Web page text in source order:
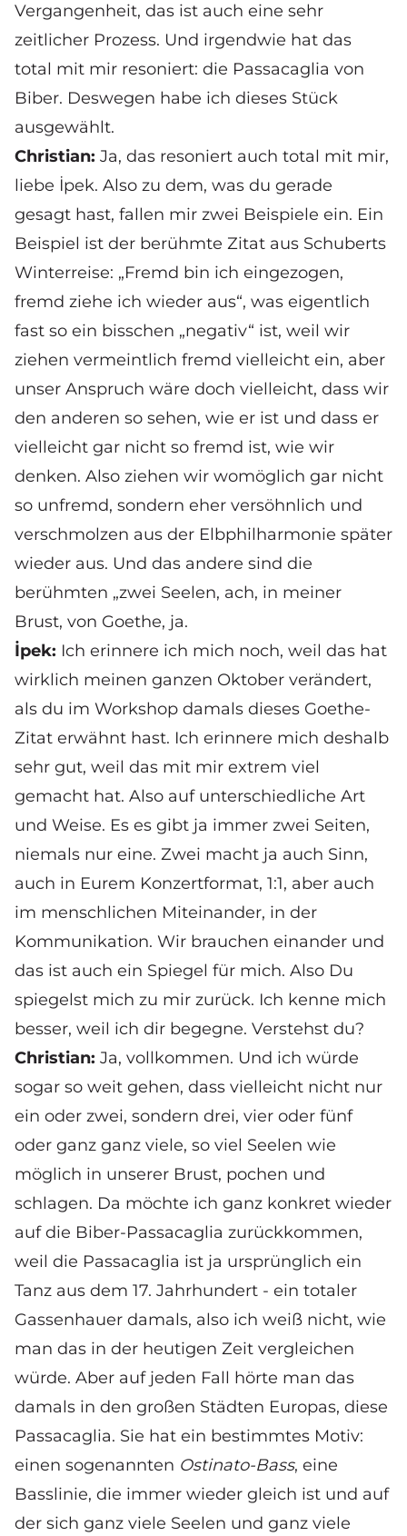
Vergangenheit, das ist auch eine sehr
zeitlicher Prozess. Und irgendwie hat das
total mit mir resoniert: die Passacaglia von
Biber. Deswegen habe ich dieses Stück
ausgewählt.
Christian: Ja, das resoniert auch total mit mir,
liebe İpek. Also zu dem, was du gerade
gesagt hast, fallen mir zwei Beispiele ein. Ein
Beispiel ist der berühmte Zitat aus Schuberts
Winterreise: „Fremd bin ich eingezogen,
fremd ziehe ich wieder aus“, was eigentlich
fast so ein bisschen „negativ“ ist, weil wir
ziehen vermeintlich fremd vielleicht ein, aber
unser Anspruch wäre doch vielleicht, dass wir
den anderen so sehen, wie er ist und dass er
vielleicht gar nicht so fremd ist, wie wir
denken. Also ziehen wir womöglich gar nicht
so unfremd, sondern eher versöhnlich und
verschmolzen aus der Elbphilharmonie später
wieder aus. Und das andere sind die
berühmten „zwei Seelen, ach, in meiner
Brust, von Goethe, ja.
İpek: Ich erinnere ich mich noch, weil das hat
wirklich meinen ganzen Oktober verändert,
als du im Workshop damals dieses Goethe-
Zitat erwähnt hast. Ich erinnere mich deshalb
sehr gut, weil das mit mir extrem viel
gemacht hat. Also auf unterschiedliche Art
und Weise. Es es gibt ja immer zwei Seiten,
niemals nur eine. Zwei macht ja auch Sinn,
auch in Eurem Konzertformat, 1:1, aber auch
im menschlichen Miteinander, in der
Kommunikation. Wir brauchen einander und
das ist auch ein Spiegel für mich. Also Du
spiegelst mich zu mir zurück. Ich kenne mich
besser, weil ich dir begegne. Verstehst du?
Christian: Ja, vollkommen. Und ich würde
sogar so weit gehen, dass vielleicht nicht nur
ein oder zwei, sondern drei, vier oder fünf
oder ganz ganz viele, so viel Seelen wie
möglich in unserer Brust, pochen und
schlagen. Da möchte ich ganz konkret wieder
auf die Biber-Passacaglia zurückkommen,
weil die Passacaglia ist ja ursprünglich ein
Tanz aus dem 17. Jahrhundert - ein totaler
Gassenhauer damals, also ich weiß nicht, wie
man das in der heutigen Zeit vergleichen
würde. Aber auf jeden Fall hörte man das
damals in den großen Städten Europas, diese
Passacaglia. Sie hat ein bestimmtes Motiv:
einen sogenannten Ostinato-Bass, eine
Basslinie, die immer wieder gleich ist und auf
der sich ganz viele Seelen und ganz viele